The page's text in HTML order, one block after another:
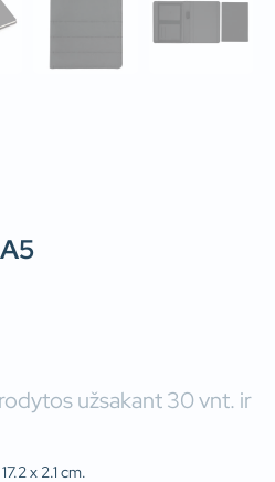
užsakant 30 vnt. ir
x 2.1 cm.